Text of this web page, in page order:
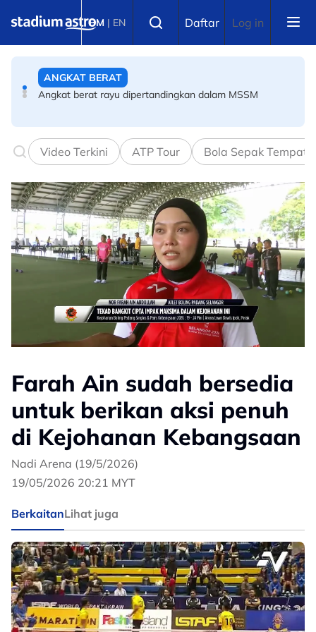
BM | EN Daftar Log in
Angkat berat rayu dipertandingkan dalam MSSM
BOLA SEPAK
PBSMM-Kelab Futsal PERINTIS perkukuh pembangunan
Video Terkini ATP Tour Bola Sepak
Farah Ain sudah bersedia
untuk berikan aksi penuh
di Kejohanan Kebangsaan
Nadi Arena (19/5/2026)
19/05/2026 20:21 MYT
BerkaitanLihat juga